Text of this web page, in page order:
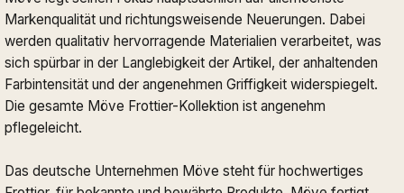
Markenqualität und richtungsweisende Neuerungen. Dabei
werden qualitativ hervorragende Materialien verarbeitet, was
sich spürbar in der Langlebigkeit der Artikel, der anhaltenden
Farbintensität und der angenehmen Griffigkeit widerspiegelt.
Die gesamte Möve Frottier-Kollektion ist angenehm
pflegeleicht.
Das deutsche Unternehmen Möve steht für hochwertiges